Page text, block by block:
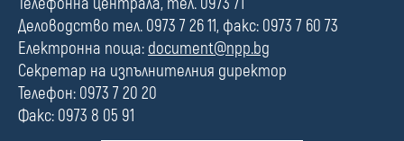
Деловодство тел. 0973 7 26 11, факс: 0973 7 60 73
Електронна поща: document@npp.bg
Секретар на изпълнителния директор
Телефон: 0973 7 20 20
Факс: 0973 8 05 91